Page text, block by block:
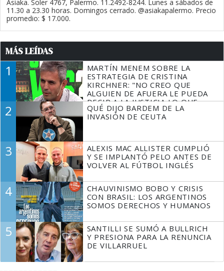
Asiaka. Soler 4767, Palermo. 11.2492-8244. Lunes a sábados de
11.30 a 23.30 horas. Domingos cerrado. @asiakapalermo. Precio
promedio: $ 17.000.
MÁS LEÍDAS
1
MARTÍN MENEM SOBRE LA
ESTRATEGIA DE CRISTINA
KIRCHNER: "NO CREO QUE
ALGUIEN DE AFUERA LE PUEDA
DECIR A LA JUSTICIA LO QUE
TIENE QUE HACER"
2
QUÉ DIJO BARDEM DE LA
INVASIÓN DE CEUTA
3
ALEXIS MAC ALLISTER CUMPLIÓ
Y SE IMPLANTÓ PELO ANTES DE
VOLVER AL FÚTBOL INGLÉS
4
CHAUVINISMO BOBO Y CRISIS
CON BRASIL: LOS ARGENTINOS
SOMOS DERECHOS Y HUMANOS
5
SANTILLI SE SUMÓ A BULLRICH
Y PRESIONA PARA LA RENUNCIA
DE VILLARRUEL